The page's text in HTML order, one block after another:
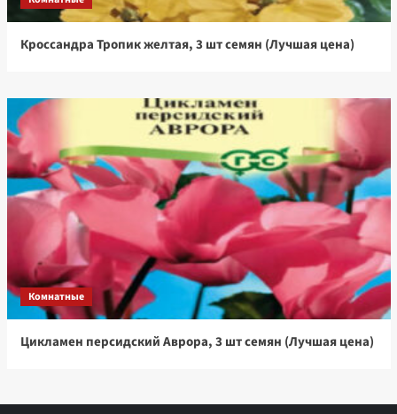
Кроссандра Тропик желтая, 3 шт семян (Лучшая цена)
Комнатные
Цикламен персидский Аврора, 3 шт семян (Лучшая цена)